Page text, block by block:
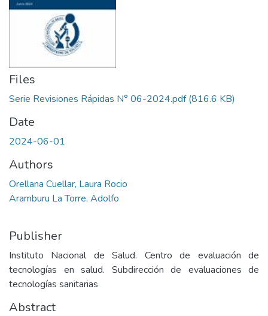
Files
Serie Revisiones Rápidas N° 06-2024.pdf(816.6 KB)
Date
2024-06-01
Authors
Orellana Cuellar, Laura Rocio
Aramburu La Torre, Adolfo
Publisher
Instituto Nacional de Salud. Centro de evaluación de
tecnologías en salud. Subdirección de evaluaciones de
tecnologías sanitarias
Abstract